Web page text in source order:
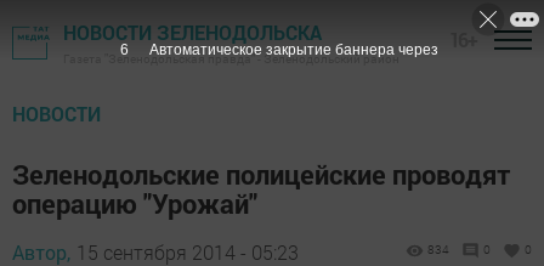
НОВОСТИ ЗЕЛЕНОДОЛЬСКА
Газета "Зеленодольская правда" - Зеленодольский район
НОВОСТИ
Зеленодольские полицейские проводят
операцию "Урожай"
Автор, 15 сентября 2014 - 05:23 834 0 0
5 Автоматическое закрытие баннера через